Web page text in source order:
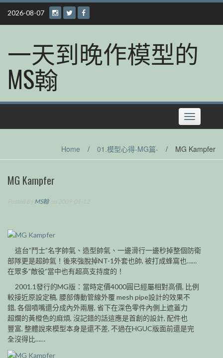
Skip
content
2026-08-07
一天到晚作模型的
MS翰
Toggle
navigation
Home / 01.模型心得-MG篇- / MG Kampfer
MG Kampfer
MS翰on 2009-01-12
這台”鬥士”名字帥氣、造型帥氣、一邊滑行一邊秒掉整個防衛
部隊更是超帥氣！後來強脫掉NT-1外套也帥, 被打成蜂窩也……
在眾多”敵役”當中也有超高支持度的！
2001.1發行的MG版：當時定價4000圓已經屬相對高價, 比例
較接近原設定稿, 腰部傳動管線外覆 mesh pipe設計的效果不
錯, 各個噴嘴還分成內外兩層, 省下在深色零件內側上遮蓋力
超爛的黃橙色的麻煩, 沒記錯的話這應是首創的設計, 配件也
豐富, 整體說來模型本身是還不差, 不過在HGUC版面前還是完
全沒得比……